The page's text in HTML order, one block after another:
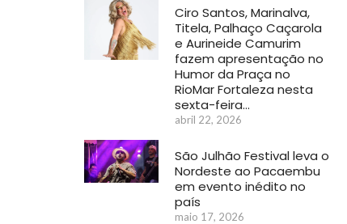
Ciro Santos, Marinalva,
Titela, Palhaço Caçarola
e Aurineide Camurim
fazem apresentação no
Humor da Praça no
RioMar Fortaleza nesta
sexta-feira…
abril 22, 2026
São Julhão Festival leva o
Nordeste ao Pacaembu
em evento inédito no
país
maio 17, 2026